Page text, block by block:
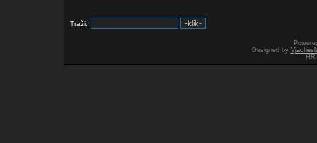
Traži:
Designed by